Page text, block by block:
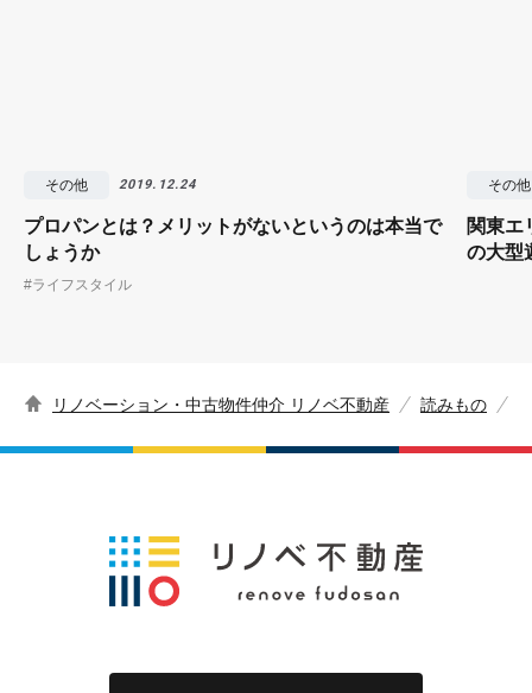
その他 2019.12.24
プロパンとは？メリットがないというのは本当で
しょうか
#ライフスタイル
その他
関東エ
の大型
リノベーション・中古物件仲介 リノベ不動産 読みもの